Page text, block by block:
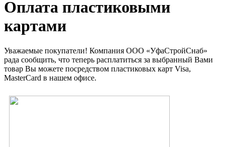
Оплата пластиковыми
картами
Уважаемые покупатели! Компания ООО «УфаСтройСнаб»
рада сообщить, что теперь расплатиться за выбранный Вами
товар Вы можете посредством пластиковых карт Visa,
MasterCard в нашем офисе.